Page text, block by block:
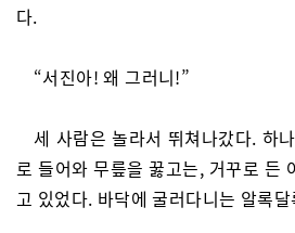
다.
“서진아! 왜 그러니!”
세 사람은 놀라서 뛰쳐나갔다. 하
로 들어와 무릎을 꿇고는, 거꾸로 든
고 있었다. 바닥에 굴러다니는 알록